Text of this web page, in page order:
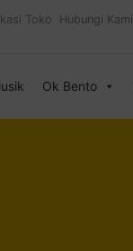
Toko
Hubungi Kami
Ok Bento